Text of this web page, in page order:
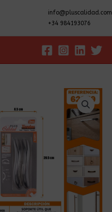
info@pluscalidad.com
+34 984193076